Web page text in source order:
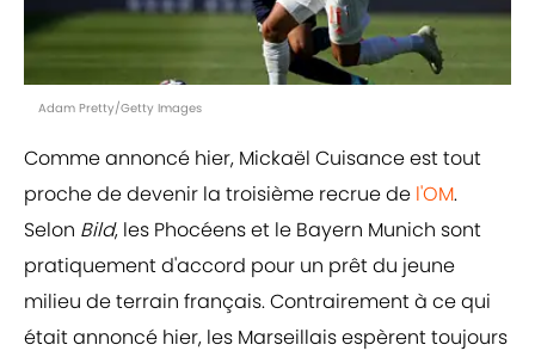
Adam Pretty/Getty Images
Comme annoncé hier, Mickaël Cuisance est tout
proche de devenir la troisième recrue de l'OM.
Selon Bild, les Phocéens et le Bayern Munich sont
pratiquement d'accord pour un prêt du jeune
milieu de terrain français. Contrairement à ce qui
était annoncé hier, les Marseillais espèrent toujours